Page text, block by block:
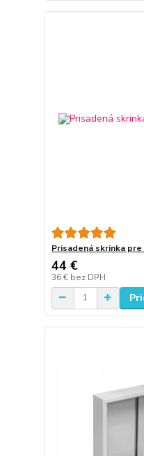
Prisadená skrinka
44 €
36 € bez DPH